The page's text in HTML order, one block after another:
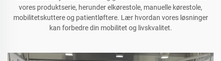
vores produktserie, herunder elkørestole, manuelle kørestole,
mobilitetskuttere og patientløftere. Lær hvordan vores løsninger
kan forbedre din mobilitet og livskvalitet.